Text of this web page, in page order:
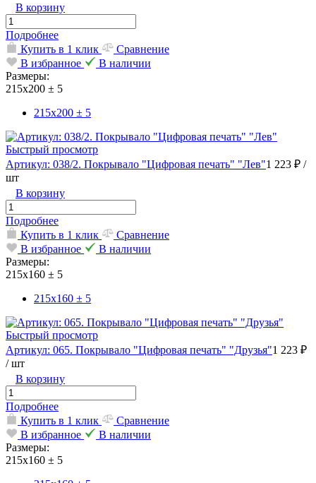
В корзину
Подробнее
Купить в 1 клик
Сравнение
В избранное
В наличии
Размеры:
215х200 ± 5
215х200 ± 5
Быстрый просмотр
Артикул: 038/2. Покрывало "Цифровая печать" "Лев"1 223 ₽ /
шт
В корзину
Подробнее
Купить в 1 клик
Сравнение
В избранное
В наличии
Размеры:
215х160 ± 5
215х160 ± 5
Быстрый просмотр
Артикул: 065. Покрывало "Цифровая печать" "Друзья"1 223 ₽
/ шт
В корзину
Подробнее
Купить в 1 клик
Сравнение
В избранное
В наличии
Размеры:
215х160 ± 5